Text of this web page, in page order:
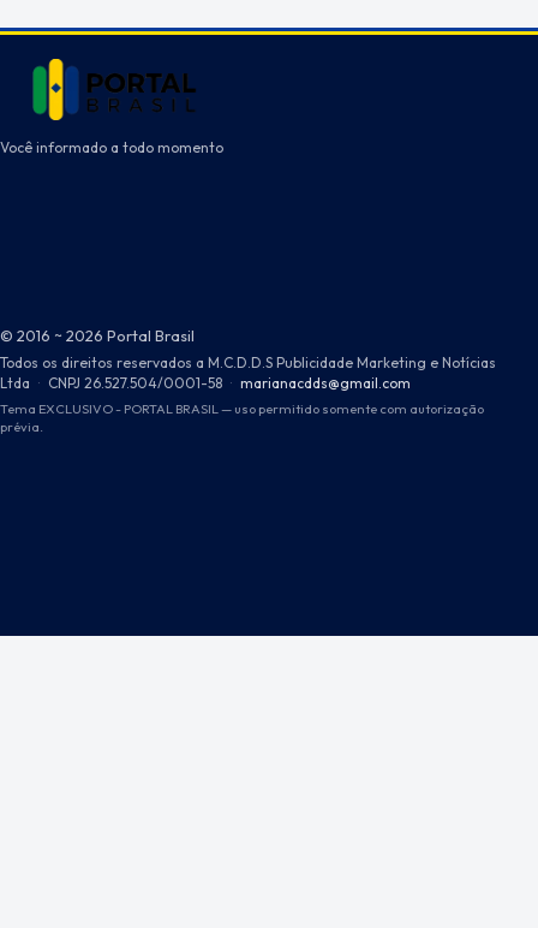
Você informado a todo momento
© 2016 ~ 2026 Portal Brasil
Todos os direitos reservados a M.C.D.D.S Publicidade Marketing e Notícias
Ltda · CNPJ 26.527.504/0001-58 · marianacdds@gmail.com
Tema EXCLUSIVO - PORTAL BRASIL — uso permitido somente com autorização
prévia.